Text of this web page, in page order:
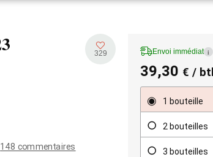
329
148 commentaires
Envoi immédiat i
39,30 € /
1 bouteille
2 bouteilles
3 bouteilles